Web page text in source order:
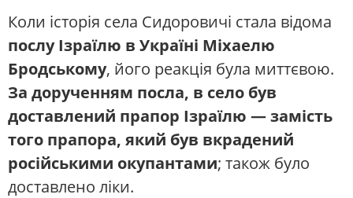
Коли історія села Сидоровичі стала відома
послу Ізраїлю в Україні Міхаелю
Бродському, його реакція була миттєвою.
За дорученням посла, в село був
доставлений прапор Ізраїлю — замість
того прапора, який був вкрадений
російськими окупантами; також було
доставлено ліки.